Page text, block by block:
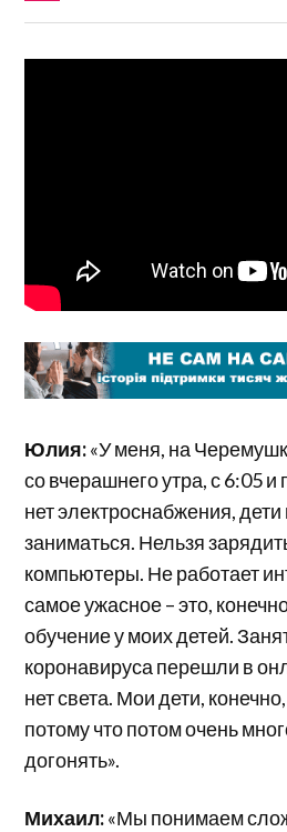
Юлия:«У меня, на
со вчерашнего утра, с 6:05 и
нет электроснабжения, дети
заниматься. Нельзя
компьютеры. Не работает
самое ужасное – это,
обучение у моих детей.
коронавируса перешли в
нет света. Мои дети,
потому что потом очень
догонять».
Михаил:«Мы понимаем